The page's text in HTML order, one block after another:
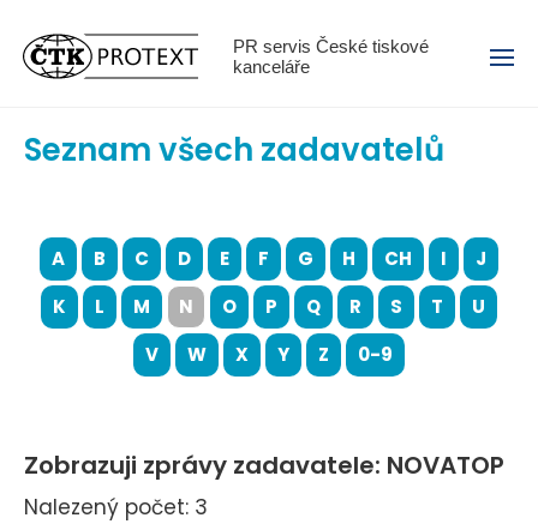
PR servis České tiskové
kanceláře
Menu
Seznam všech zadavatelů
A B C D E F G H CH I
J
K
L M N O P Q R S T
U
V
W X Y Z 0-9
Zobrazuji zprávy zadavatele: NOVATOP
Nalezený počet: 3